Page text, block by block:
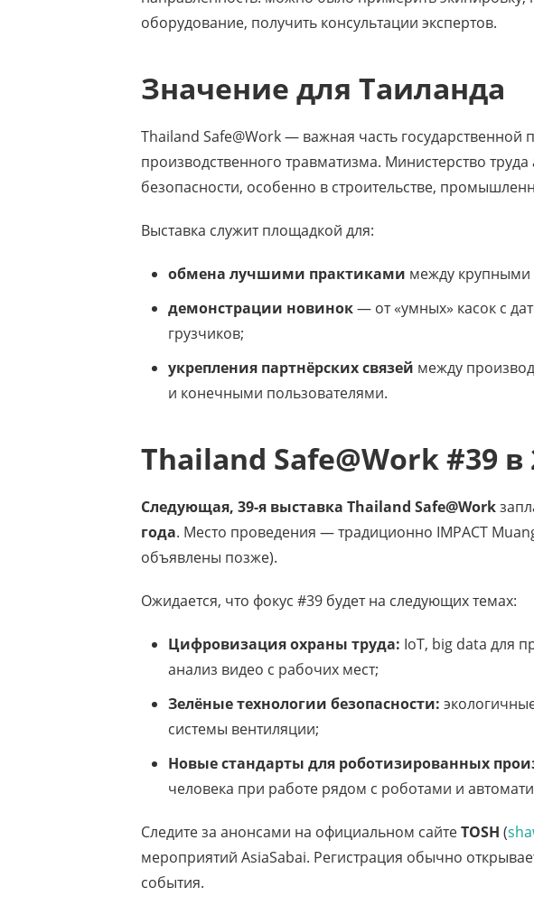
оборудование, получить консультации экспертов.
Значение для Таиланда
Thailand Safe@Work — важная часть
производственного травматизма. Министерство труда
безопасности, особенно в строительстве,
Выставка служит площадкой для:
обмена лучшими практиками между
демонстрации новинок— от «умных» касок с
грузчиков;
укрепления партнёрских связей между
и конечными пользователями.
Thailand Safe@Work #39 в
Следующая, 39-я выставка Thailand Safe@Work
года. Место проведения — традиционно IMPACT
объявлены позже).
Ожидается, что фокус #39 будет на следующих темах:
Цифровизация охраны труда: IoT, big data для
анализ видео с рабочих мест;
Зелёные технологии безопасности:
системы вентиляции;
Новые стандарты для роботизированных
человека при работе рядом с роботами и
Следите за анонсами на официальном сайтеTOSH (
мероприятий AsiaSabai. Регистрация обычно
события.